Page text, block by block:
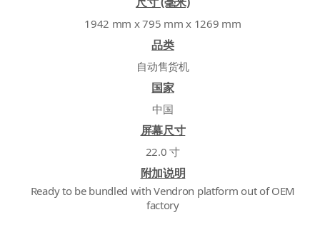
1942 mm x 795 mm x 1269 mm
品类
自动售货机
国家
中国
屏幕尺寸
22.0 寸
附加说明
Ready to be bundled with Vendron platform out of OEM
factory